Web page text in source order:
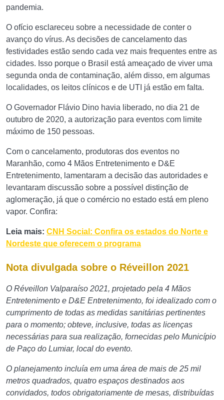
pandemia.
O ofício esclareceu sobre a necessidade de conter o
avanço do vírus. As decisões de cancelamento das
festividades estão sendo cada vez mais frequentes entre as
cidades. Isso porque o Brasil está ameaçado de viver uma
segunda onda de contaminação, além disso, em algumas
localidades, os leitos clínicos e de UTI já estão em falta.
O Governador Flávio Dino havia liberado, no dia 21 de
outubro de 2020, a autorização para eventos com limite
máximo de 150 pessoas.
Com o cancelamento, produtoras dos eventos no
Maranhão, como 4 Mãos Entretenimento e D&E
Entretenimento, lamentaram a decisão das autoridades e
levantaram discussão sobre a possível distinção de
aglomeração, já que o comércio no estado está em pleno
vapor. Confira:
Leia mais: CNH Social: Confira os estados do Norte e
Nordeste que oferecem o programa
Nota divulgada sobre o Réveillon 2021
O Réveillon Valparaíso 2021, projetado pela 4 Mãos
Entretenimento e D&E Entretenimento, foi idealizado com o
cumprimento de todas as medidas sanitárias pertinentes
para o momento; obteve, inclusive, todas as licenças
necessárias para sua realização, fornecidas pelo Município
de Paço do Lumiar, local do evento.
O planejamento incluía em uma área de mais de 25 mil
metros quadrados, quatro espaços destinados aos
convidados, todos obrigatoriamente de mesas, distribuídas